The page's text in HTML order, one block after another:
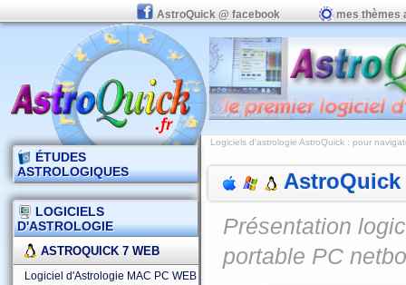
AstroQuick @ facebook mes thèmes
ÉTUDES
ASTROLOGIQUES
LOGICIELS
D'ASTROLOGIE
ASTROQUICK 7 WEB
Logiciel d'Astrologie MAC PC WEB
Logiciels d'astrologie AstroQuick : pour
AstroQuick
Présentation
portable PC